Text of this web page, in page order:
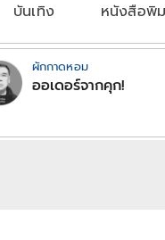
บันเทิง หนังสือพิ
ผักกาดหอม
ออเดอร์จากคุก!